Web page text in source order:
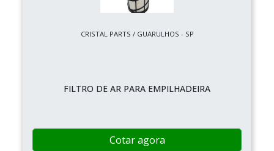
CRISTAL PARTS / GUARULHOS - SP
FILTRO DE AR PARA EMPILHADEIRA
Cotar agora